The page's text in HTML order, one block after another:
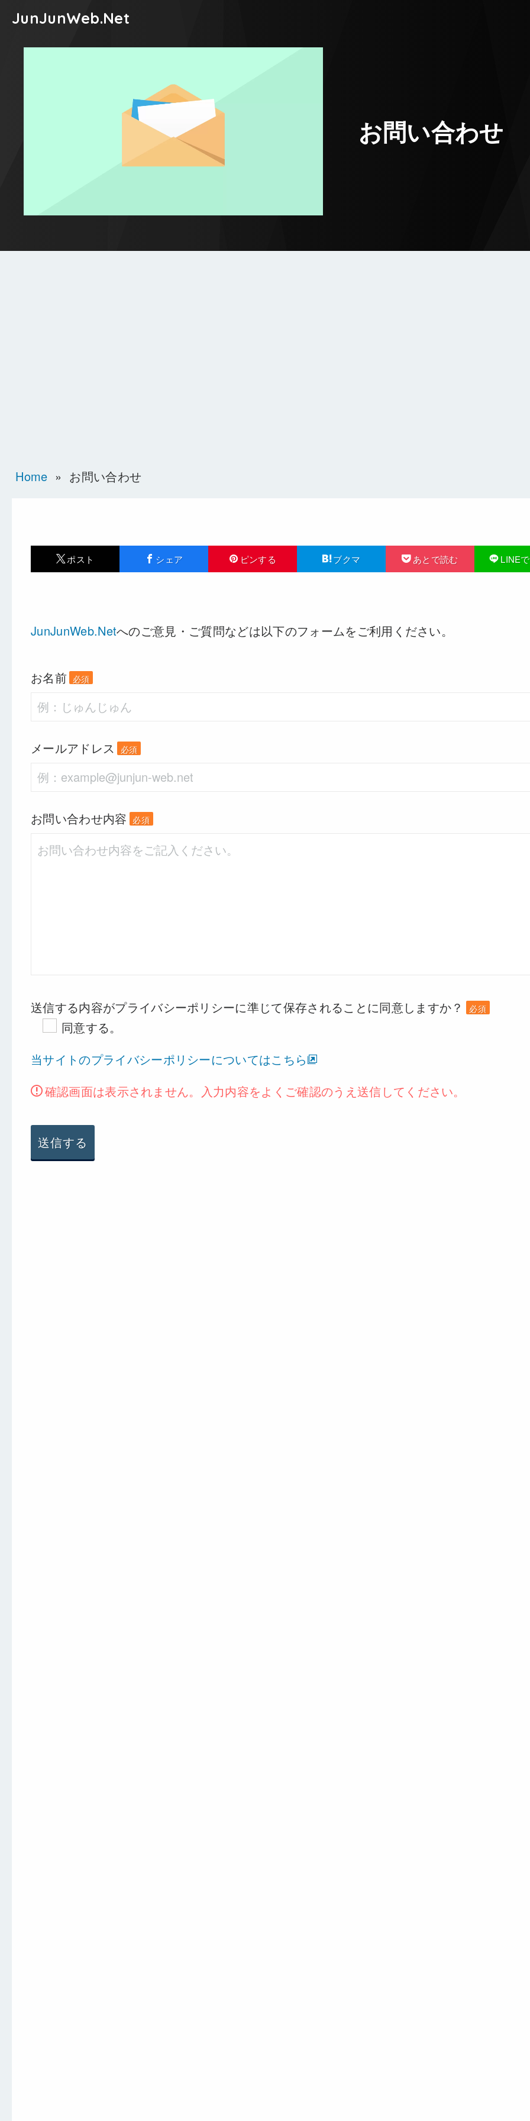
JunJunWeb.Net
お問い合わせ
Home » お問い合わせ
ポスト シェア ピンする ブクマ あとで読む LINE
JunJunWeb.Netへのご意見・ご質問などは以下のフォームをご利用ください。
お名前 必須
メールアドレス 必須
お問い合わせ内容 必須
送信する内容がプライバシーポリシーに準じて保存されることに同意しますか？ 必須
同意する。
当サイトのプライバシーポリシーについてはこちら
確認画面は表示されません。入力内容をよくご確認のうえ送信してください。